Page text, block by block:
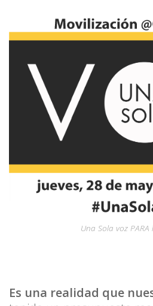
Una Sola voz
Es una realidad que